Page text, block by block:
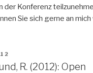
der Konferenz
Sie sich gerne an
R. (2012): Open